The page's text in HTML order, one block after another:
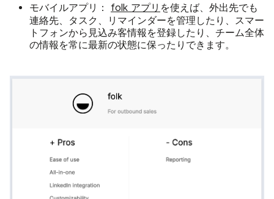
モバイルアプリ： folk アプリ を使えば、外出先でも
連絡先、タスク、リマインダーを管理したり、スマー
トフォンから見込み客情報を登録したり、チーム全体
の情報を常に最新の状態に保ったりできます。